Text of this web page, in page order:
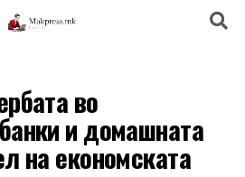
во
и домашната
на економската